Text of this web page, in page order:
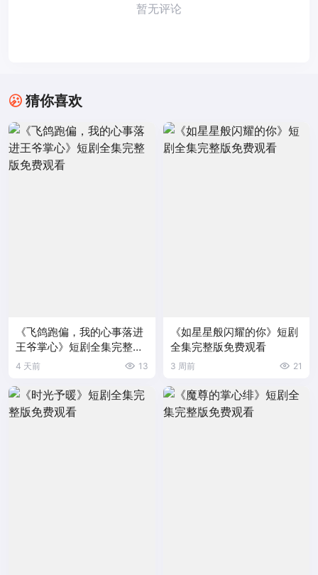
暂无评论
猜你喜欢
《飞鸽跑偏，我的心事落进
王爷掌心》短剧全集完整版
免费观看
4 天前 13
《如星星般闪耀的你》短剧
全集完整版免费观看
3 周前 21